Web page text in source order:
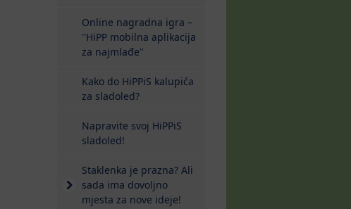
Online nagradna igra –
''HiPP mobilna aplikacija
za najmlađe''
Kako do HiPPiS kalupića
za sladoled?
Napravite svoj HiPPiS
sladoled!
Staklenka je prazna? Ali
sada ima dovoljno
mjesta za nove ideje!